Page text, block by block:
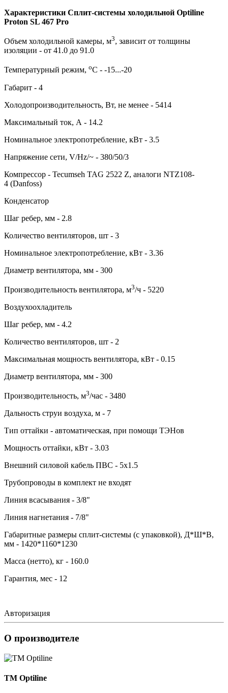
Характеристики Сплит-системы холодильной Optiline
Proton SL 467 Pro
Объем холодильной камеры, м3, зависит от толщины
изоляции - от 41.0 до 91.0
Температурный режим, оС - -15...-20
Габарит - 4
Холодопроизводительность, Вт, не менее - 5414
Максимальный ток, А - 14.2
Номинальное электропотребление, кВт - 3.5
Напряжение сети, V/Hz/~ - 380/50/3
Компрессор - Tecumseh TAG 2522 Z, аналоги NTZ108-
4 (Danfoss)
Конденсатор
Шаг ребер, мм - 2.8
Количество вентиляторов, шт - 3
Номинальное электропотребление, кВт - 3.36
Диаметр вентилятора, мм - 300
Производительность вентилятора, м3/ч - 5220
Воздухоохладитель
Шаг ребер, мм - 4.2
Количество вентиляторов, шт - 2
Максимальная мощность вентилятора, кВт - 0.15
Диаметр вентилятора, мм - 300
Производительность, м3/час - 3480
Дальность струи воздуха, м - 7
Тип оттайки - автоматическая, при помощи ТЭНов
Мощность оттайки, кВт - 3.03
Внешний силовой кабель ПВС - 5х1.5
Трубопроводы в комплект не входят
Линия всасывания - 3/8"
Линия нагнетания - 7/8"
Габаритные размеры сплит-системы (с упаковкой), Д*Ш*В,
мм - 1420*1160*1230
Масса (нетто), кг - 160.0
Гарантия, мес - 12
Авторизация
О производителе
TM Optiline